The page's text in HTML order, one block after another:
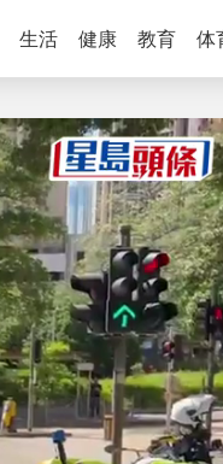
生活 健康 教育 体